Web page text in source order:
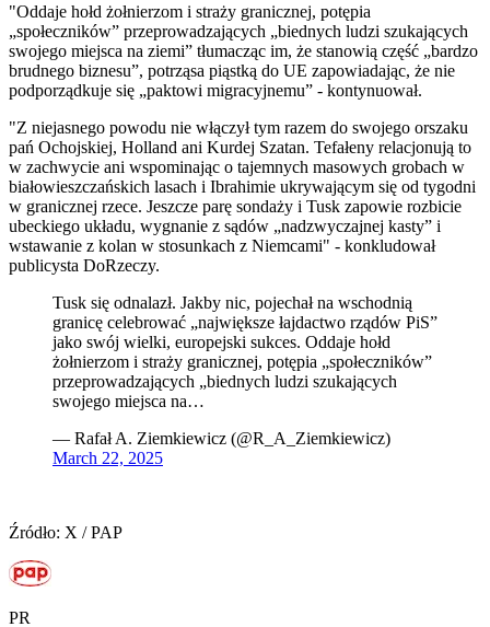
"Oddaje hołd żołnierzom i straży granicznej, potępia
„społeczników” przeprowadzających „biednych ludzi szukających
swojego miejsca na ziemi” tłumacząc im, że stanowią część „bardzo
brudnego biznesu”, potrząsa piąstką do UE zapowiadając, że nie
podporządkuje się „paktowi migracyjnemu” - kontynuował.
"Z niejasnego powodu nie włączył tym razem do swojego orszaku
pań Ochojskiej, Holland ani Kurdej Szatan. Tefałeny relacjonują to
w zachwycie ani wspominając o tajemnych masowych grobach w
białowieszczańskich lasach i Ibrahimie ukrywającym się od tygodni
w granicznej rzece. Jeszcze parę sondaży i Tusk zapowie rozbicie
ubeckiego układu, wygnanie z sądów „nadzwyczajnej kasty” i
wstawanie z kolan w stosunkach z Niemcami" - konkludował
publicysta DoRzeczy.
Tusk się odnalazł. Jakby nic, pojechał na wschodnią
granicę celebrować „największe łajdactwo rządów PiS”
jako swój wielki, europejski sukces. Oddaje hołd
żołnierzom i straży granicznej, potępia „społeczników”
przeprowadzających „biednych ludzi szukających
swojego miejsca na…
— Rafał A. Ziemkiewicz (@R_A_Ziemkiewicz)
March 22, 2025
Źródło: X / PAP
PR